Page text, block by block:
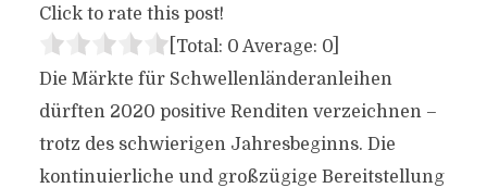
Click to rate this post!
[Total: 0 Average: 0]
Die Märkte für Schwellenländeranleihen
dürften 2020 positive Renditen verzeichnen –
trotz des schwierigen Jahresbeginns. Die
kontinuierliche und großzügige Bereitstellung